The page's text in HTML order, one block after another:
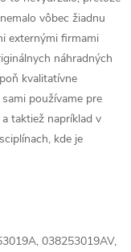
vôbec žiadnu
externými firmami
náhradných
kvalitatívne
používame pre
taktiež napríklad v
kde je
038253019AV,